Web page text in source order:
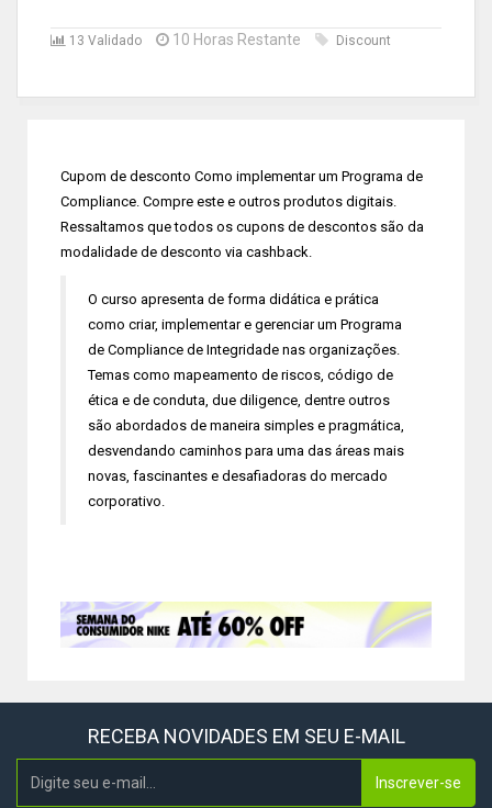
13 Validado 10 Horas Restante Discount
Cupom de desconto Como implementar um Programa de
Compliance. Compre este e outros produtos digitais.
Ressaltamos que todos os cupons de descontos são da
modalidade de desconto via cashback.
O curso apresenta de forma didática e prática
como criar, implementar e gerenciar um Programa
de Compliance de Integridade nas organizações.
Temas como mapeamento de riscos, código de
ética e de conduta, due diligence, dentre outros
são abordados de maneira simples e pragmática,
desvendando caminhos para uma das áreas mais
novas, fascinantes e desafiadoras do mercado
corporativo.
RECEBA NOVIDADES EM SEU E-MAIL
Inscrever-se